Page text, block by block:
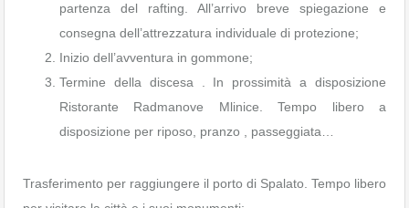
partenza del rafting. All’arrivo breve spiegazione e
consegna dell’attrezzatura individuale di protezione;
Inizio dell’avventura in gommone;
Termine della discesa . In prossimità a disposizione
Ristorante Radmanove Mlinice. Tempo libero a
disposizione per riposo, pranzo , passeggiata…
Trasferimento per raggiungere il porto di Spalato. Tempo libero